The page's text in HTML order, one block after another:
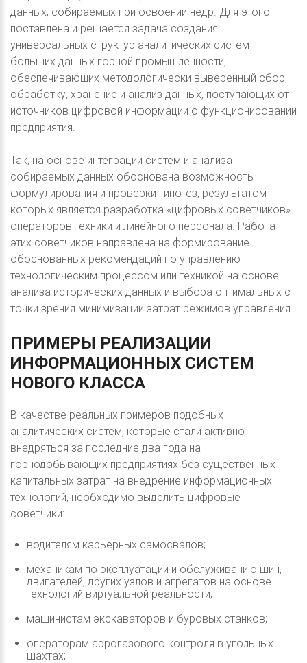
данных, собираемых при освоении недр. Для этого
поставлена и решается задача создания
универсальных структур аналитических систем
больших данных горной промышленности,
обеспечивающих методологически выверенный сбор,
обработку, хранение и анализ данных, поступающих от
источников цифровой информации о функционировании
предприятия.
Так, на основе интеграции систем и анализа
собираемых данных обоснована возможность
формулирования и проверки гипотез, результатом
которых является разработка «цифровых советчиков»
операторов техники и линейного персонала. Работа
этих советчиков направлена на формирование
обоснованных рекомендаций по управлению
технологическим процессом или техникой на основе
анализа исторических данных и выбора оптимальных с
точки зрения минимизации затрат режимов управления.
ПРИМЕРЫ РЕАЛИЗАЦИИ
ИНФОРМАЦИОННЫХ СИСТЕМ
НОВОГО КЛАССА
В качестве реальных примеров подобных
аналитических систем, которые стали активно
внедряться за последние два года на
горнодобывающих предприятиях без существенных
капитальных затрат на внедрение информационных
технологий, необходимо выделить цифровые
советчики:
водителям карьерных самосвалов;
механикам по эксплуатации и обслуживанию шин,
двигателей, других узлов и агрегатов на основе
технологий виртуальной реальности;
машинистам экскаваторов и буровых станков;
операторам аэрогазового контроля в угольных
шахтах;